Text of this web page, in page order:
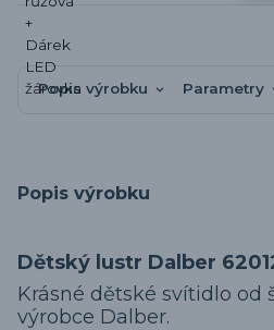
Popis výrobku Parametry
Popis výrobku
Dětský lustr Dalber
Krásné dětské svítidlo od
výrobce Dalber.